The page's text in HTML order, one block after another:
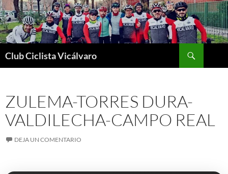
Saltar
al
contenido
Club Ciclista Vicálvaro
ZULEMA-TORRES DURA-
VALDILECHA-CAMPO REAL
DEJA UN COMENTARIO